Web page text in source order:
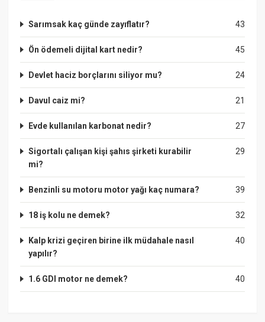
43
Sarımsak kaç günde zayıflatır?
45
Ön ödemeli dijital kart nedir?
24
Devlet haciz borçlarını siliyor mu?
21
Davul caiz mi?
27
Evde kullanılan karbonat nedir?
29
Sigortalı çalışan kişi şahıs şirketi kurabilir
mi?
39
Benzinli su motoru motor yağı kaç numara?
32
18 iş kolu ne demek?
40
Kalp krizi geçiren birine ilk müdahale nasıl
yapılır?
40
1.6 GDI motor ne demek?